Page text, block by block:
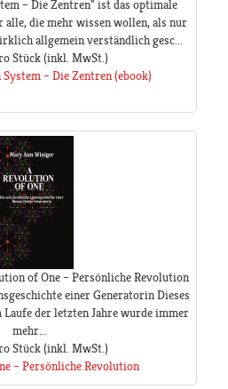
– Die Zentren" ist das optimale
alle, die mehr wissen wollen, als nur
allgemein verständlich gesc...
Stück(inkl. MwSt.)
System – Die Zentren (ebook)
of One – Persönliche Revolution
einer Generatorin Dieses
der letzten Jahre wurde immer
mehr...
Stück(inkl. MwSt.)
– Persönliche Revolution